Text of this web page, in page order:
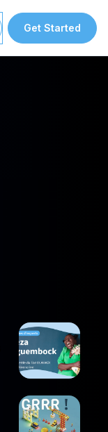
Get Started